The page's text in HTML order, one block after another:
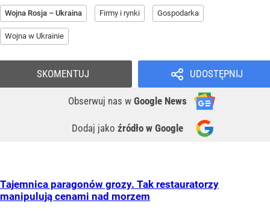
Wojna Rosja – Ukraina Firmy i rynki Gospodarka
Wojna w Ukrainie
UDOSTĘPNIJ
Obserwuj nas w Google News
Dodaj jako źródło w Google
SKOMENTUJ
Tajemnica paragonów grozy. Tak restauratorzy
manipulują cenami nad morzem